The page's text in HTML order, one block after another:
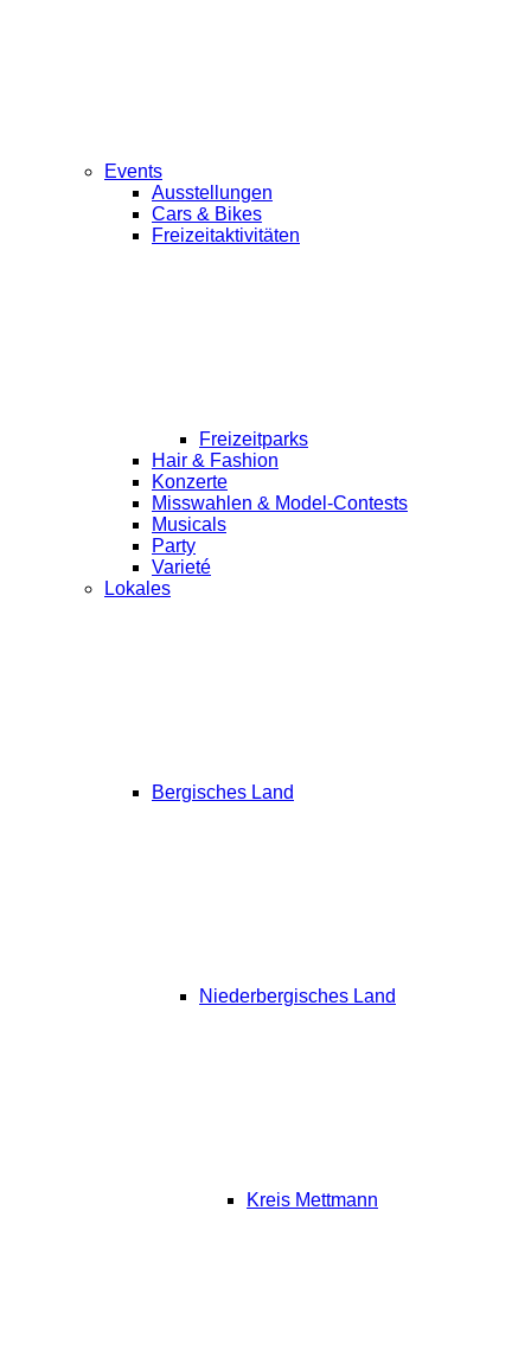
Events
Ausstellungen
Cars & Bikes
Freizeitaktivitäten
Freizeitparks
Hair & Fashion
Konzerte
Misswahlen & Model-Contests
Musicals
Party
Varieté
Lokales
Bergisches Land
Niederbergisches Land
Kreis Mettmann